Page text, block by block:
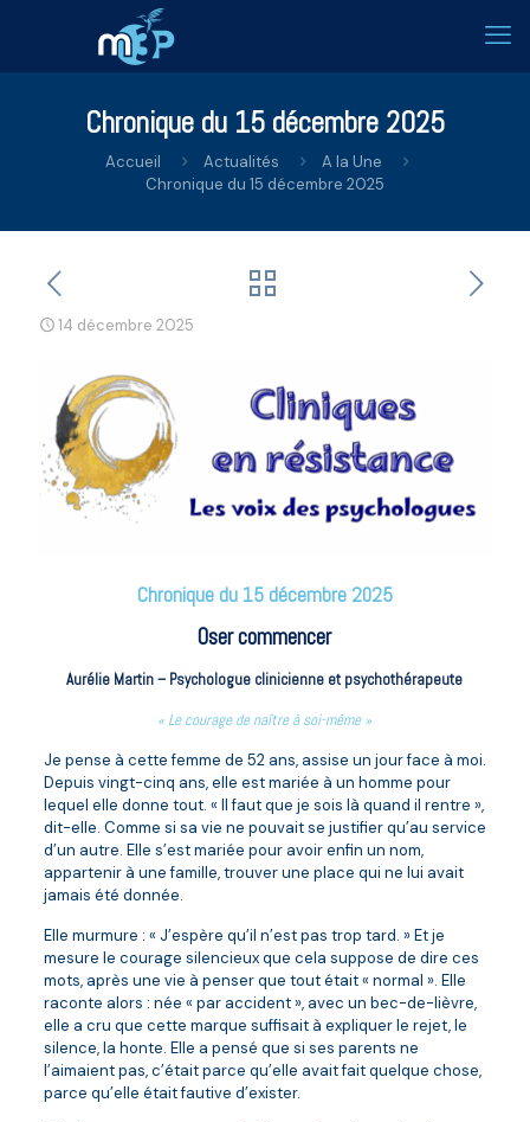
Chronique du 15 décembre 2025
Accueil Actualités
A la Une
Chronique du 15 décembre 2025
14 décembre 2025
Chronique du 15 décembre 2025
Oser commencer
Aurélie Martin – Psychologue clinicienne et psychothérapeute
« Le courage de naître à soi-même »
Je pense à cette femme de 52 ans, assise un jour face à moi.
Depuis vingt-cinq ans, elle est mariée à un homme pour
lequel elle donne tout. « Il faut que je sois là quand il rentre »,
dit-elle. Comme si sa vie ne pouvait se justifier qu’au service
d’un autre. Elle s’est mariée pour avoir enfin un nom,
appartenir à une famille, trouver une place qui ne lui avait
jamais été donnée.
Elle murmure : « J’espère qu’il n’est pas trop tard. » Et je
mesure le courage silencieux que cela suppose de dire ces
mots, après une vie à penser que tout était « normal ». Elle
raconte alors : née « par accident », avec un bec-de-lièvre,
elle a cru que cette marque suffisait à expliquer le rejet, le
silence, la honte. Elle a pensé que si ses parents ne
l’aimaient pas, c’était parce qu’elle avait fait quelque chose,
parce qu’elle était fautive d’exister.